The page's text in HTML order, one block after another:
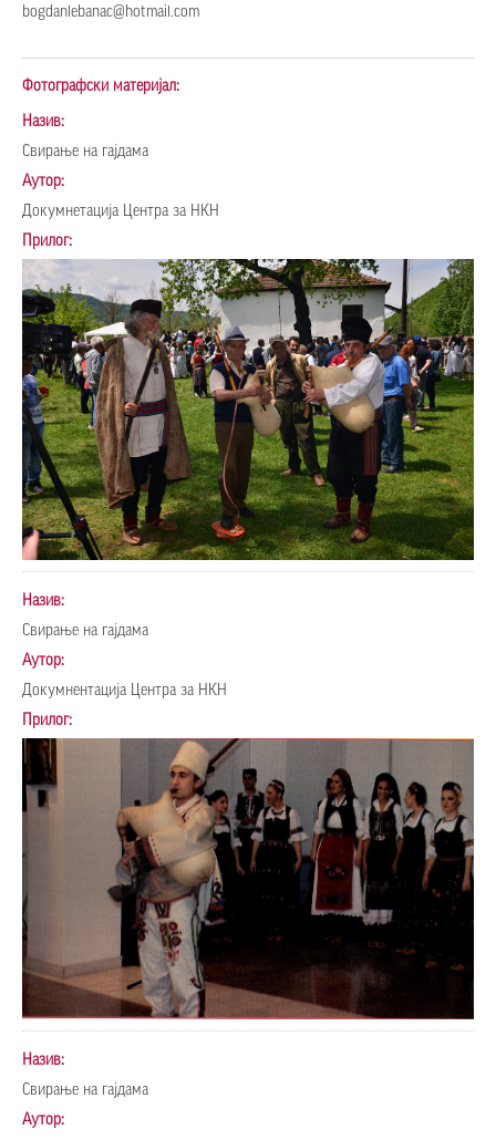
bogdanlebanac@hotmail.com
Фотографски материјал:
Назив:
Свирање на гајдама
Аутор:
Докумнетација Центра за НКН
Прилог:
Назив:
Свирање на гајдама
Аутор:
Докумнентација Центра за НКН
Прилог:
Назив:
Свирање на гајдама
Аутор: